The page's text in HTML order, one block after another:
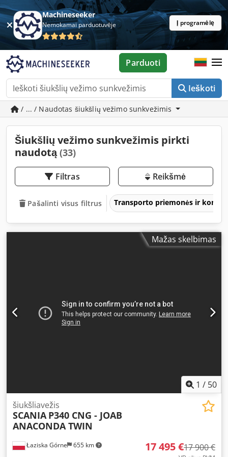
Machineseeker
Nemokamai parduotuvėje Į programėlę
Ieškoti
Parduoti
/ ... / Naudotas šiukšlių vežimo sunkvežimis
Šiukšlių vežimo sunkvežimis pirkti
naudotą(33)
Filtras Reikšmė
Pašalinti visus filtrus Transporto priemonės ir
Mažas skelbimas
1 / 50
Łaziska Górne 655 km
šiukšliavežis
SCANIA P340 CNG - JOAB
ANACONDA TWIN
17 495 €17 900 €